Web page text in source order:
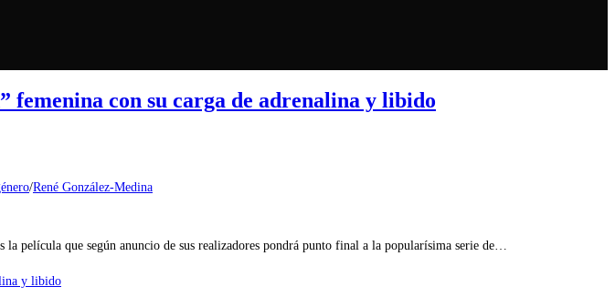
femenina con su carga de adrenalina y libido
/René González-Medina
que según anuncio de sus realizadores pondrá punto final a la popularísima serie de…
y libido